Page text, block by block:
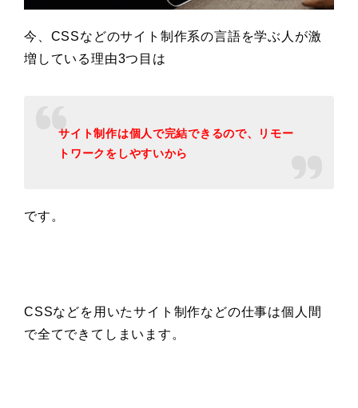
今、CSSなどのサイト制作系の言語を学ぶ人が激
増している理由3つ目は
サイト制作は個人で完結できるので、リモー
トワークをしやすいから
です。
CSSなどを用いたサイト制作などの仕事は個人間
で全てできてしまいます。